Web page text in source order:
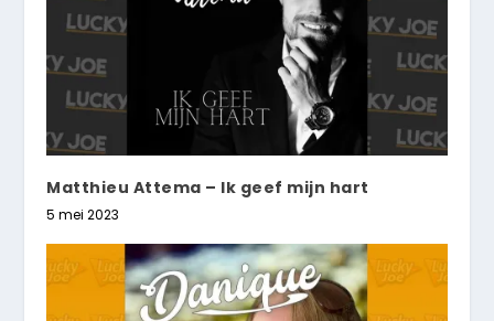
Matthieu Attema – Ik geef mijn hart
5 mei 2023